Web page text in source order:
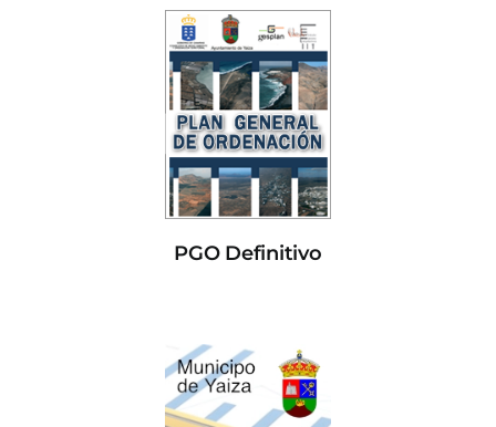
PGO Definitivo